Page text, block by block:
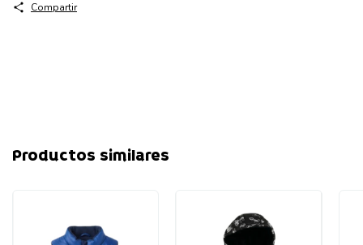
Compartir
Productos similares